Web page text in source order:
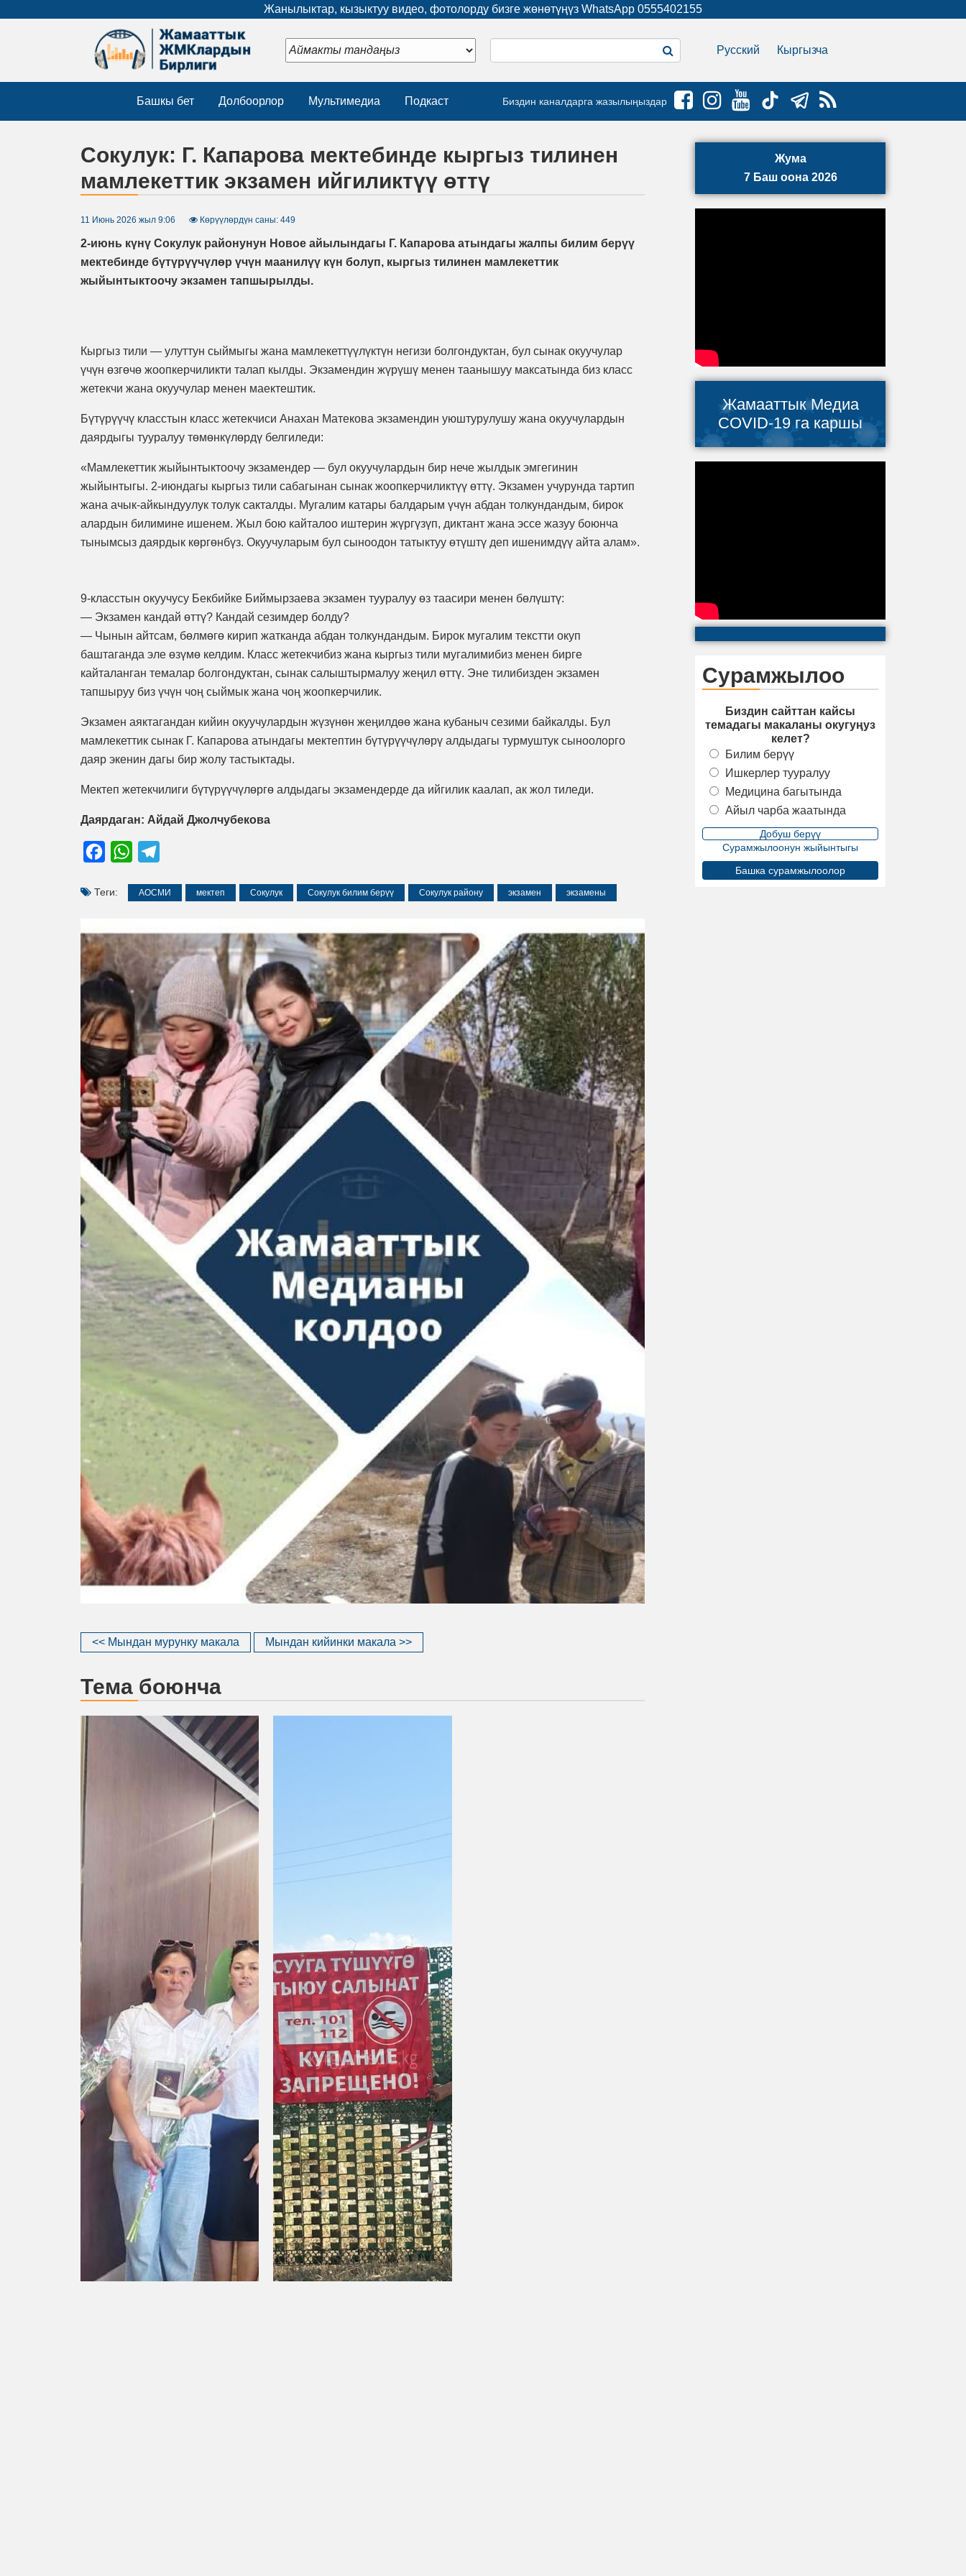
Жанылыктар, кызыктуу видео, фотолорду бизге жөнөтүңүз WhatsApp 0555402155
Русский Кыргызча
Башкы бет Долбоорлор Мультимедиа Подкаст Биздин каналдарга жазылыңыздар
Сокулук: Г. Капарова мектебинде кыргыз тилинен
мамлекеттик экзамен ийгиликтүү өттү
11 Июнь 2026 жыл 9:06 Көрүүлөрдүн саны: 449
2-июнь күнү Сокулук районунун Новое айылындагы Г. Капарова атындагы жалпы билим берүү
мектебинде бүтүрүүчүлөр үчүн маанилүү күн болуп, кыргыз тилинен мамлекеттик
жыйынтыктоочу экзамен тапшырылды.
Кыргыз тили — улуттун сыймыгы жана мамлекеттүүлүктүн негизи болгондуктан, бул сынак окуучулар
үчүн өзгөчө жоопкерчиликти талап кылды. Экзамендин жүрүшү менен таанышуу максатында биз класс
жетекчи жана окуучулар менен маектештик.
Бүтүрүүчү класстын класс жетекчиси Анахан Матекова экзамендин уюштурулушу жана окуучулардын
даярдыгы тууралуу төмөнкүлөрдү белгиледи:
«Мамлекеттик жыйынтыктоочу экзамендер — бул окуучулардын бир нече жылдык эмгегинин
жыйынтыгы. 2-июндагы кыргыз тили сабагынан сынак жоопкерчиликтүү өттү. Экзамен учурунда тартип
жана ачык-айкындуулук толук сакталды. Мугалим катары балдарым үчүн абдан толкундандым, бирок
алардын билимине ишенем. Жыл бою кайталоо иштерин жүргүзүп, диктант жана эссе жазуу боюнча
тынымсыз даярдык көргөнбүз. Окуучуларым бул сыноодон татыктуу өтүштү деп ишенимдүү айта алам».
9-класстын окуучусу Бекбийке Биймырзаева экзамен тууралуу өз таасири менен бөлүштү:
— Экзамен кандай өттү? Кандай сезимдер болду?
— Чынын айтсам, бөлмөгө кирип жатканда абдан толкундандым. Бирок мугалим текстти окуп
баштаганда эле өзүмө келдим. Класс жетекчибиз жана кыргыз тили мугалимибиз менен бирге
кайталанган темалар болгондуктан, сынак салыштырмалуу жеңил өттү. Эне тилибизден экзамен
тапшыруу биз үчүн чоң сыймык жана чоң жоопкерчилик.
Экзамен аяктагандан кийин окуучулардын жүзүнөн жеңилдөө жана кубаныч сезими байкалды. Бул
мамлекеттик сынак Г. Капарова атындагы мектептин бүтүрүүчүлөрү алдыдагы турмуштук сыноолорго
даяр экенин дагы бир жолу тастыктады.
Мектеп жетекчилиги бүтүрүүчүлөргө алдыдагы экзамендерде да ийгилик каалап, ак жол тиледи.
Даярдаган: Айдай Джолчубекова
FacebookWhatsApp
Теги: АОСМИ мектеп Сокулук Сокулук билим берүү Сокулук району экзамен экзамены
<< Мындан мурунку макала Мындан кийинки макала >>
Тема боюнча
Жума
7 Баш оона 2026
Жамааттык Медиа
COVID-19 га каршы
Сурамжылоо
Биздин сайттан кайсы
темадагы макаланы окугуңуз
келет?
Билим берүү
Ишкерлер тууралуу
Медицина багытында
Айыл чарба жаатында
Сурамжылоонун жыйынтыгы
Башка сурамжылоолор